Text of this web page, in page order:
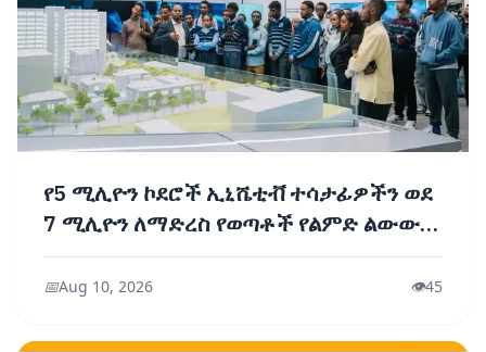
የ5 ሚሊዮን ኮደሮች ኢኒሼቲቭ ተሳታፊዎችን ወደ
7 ሚሊዮን ለማድረስ የወጣቶች የልምድ ልውውጥ
መድረክ ተካሄደ
📅Aug 10, 2026 👁️45